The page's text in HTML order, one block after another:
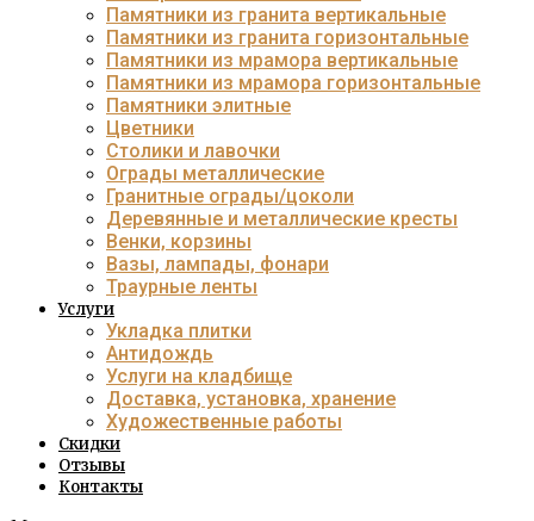
Памятники из гранита вертикальные
Памятники из гранита горизонтальные
Памятники из мрамора вертикальные
Памятники из мрамора горизонтальные
Памятники элитные
Цветники
Столики и лавочки
Ограды металлические
Гранитные ограды/цоколи
Деревянные и металлические кресты
Венки, корзины
Вазы, лампады, фонари
Траурные ленты
Услуги
Укладка плитки
Антидождь
Услуги на кладбище
Доставка, установка, хранение
Художественные работы
Скидки
Отзывы
Контакты